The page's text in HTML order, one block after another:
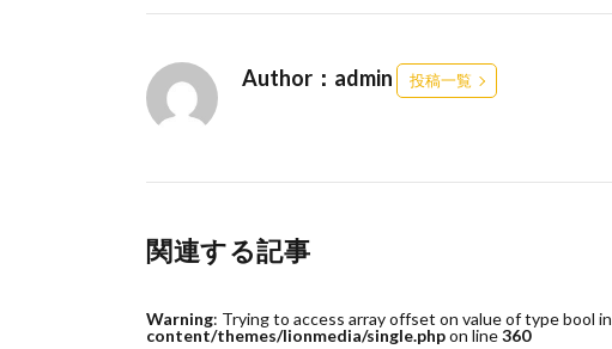
Author：admin 投稿一覧
関連する記事
Warning: Trying to access array offset on value of type bool in
content/themes/lionmedia/single.phpon line360